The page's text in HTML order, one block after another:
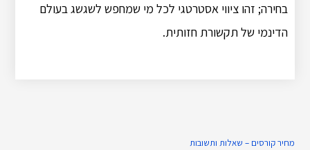
בחירה; זהו ציווי אסטרטגי לכל מי שמחפש לשגשג בעולם
הדינמי של תקשורת חזותית.
מחיר קורסים – שאלות ותשובות